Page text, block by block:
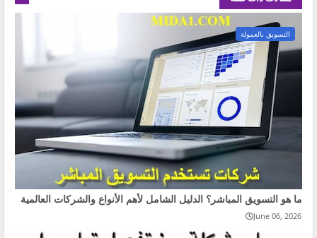
التسويق بالعمولة
ما هو التسويق المباشر؟ الدليل الشامل لأهم الأنواع والشركات العالمية
June 06, 2026